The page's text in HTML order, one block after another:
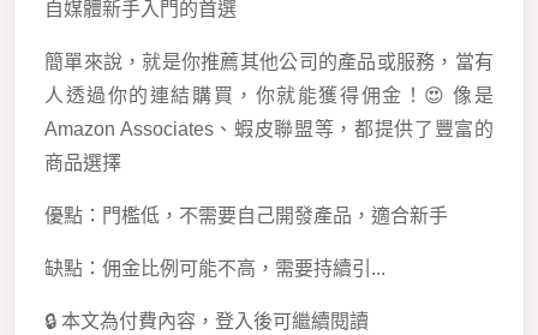
自媒體新手入門的首選
簡單來說，就是你推薦其他公司的產品或服務，當有
人透過你的連結購買，你就能獲得佣金！😍 像是
Amazon Associates、蝦皮聯盟等，都提供了豐富的
商品選擇
優點：門檻低，不需要自己開發產品，適合新手
缺點：佣金比例可能不高，需要持續引...
🔒 本文為付費內容，登入後可繼續閱讀